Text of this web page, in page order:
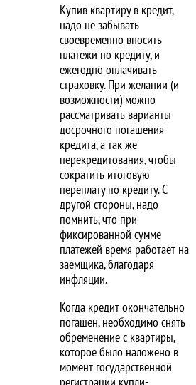
Купив квартиру в кредит,
надо не забывать
своевременно вносить
платежи по кредиту, и
ежегодно оплачивать
страховку. При желании (и
возможности) можно
рассматривать варианты
досрочного погашения
кредита, а так же
перекредитования, чтобы
сократить итоговую
переплату по кредиту. С
другой стороны, надо
помнить, что при
фиксированной сумме
платежей время работает на
заемщика, благодаря
инфляции.
Когда кредит окончательно
погашен, необходимо снять
обременение с квартиры,
которое было наложено в
момент государственной
регистрации купли-